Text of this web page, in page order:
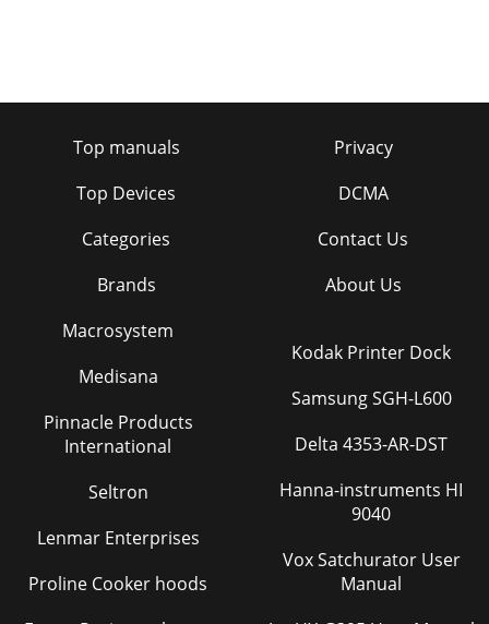
Top manuals
Top Devices
Categories
Brands
Privacy
DCMA
Contact Us
About Us
Macrosystem
Medisana
Pinnacle Products
International
Seltron
Lenmar Enterprises
Proline Cooker hoods
Kodak Printer Dock
Samsung SGH-L600
Delta 4353-AR-DST
Hanna-instruments HI
9040
Vox Satchurator User
Manual